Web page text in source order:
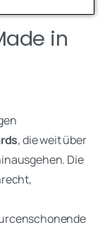
oder in
, die weit über
Die